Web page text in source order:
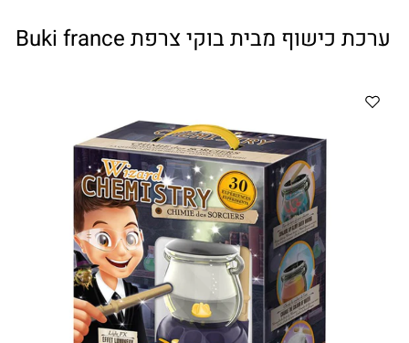
ערכת כישוף מבית בוקי צרפת Buki france